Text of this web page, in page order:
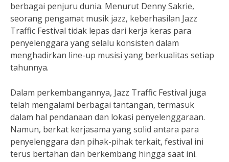
berbagai penjuru dunia. Menurut Denny Sakrie,
seorang pengamat musik jazz, keberhasilan Jazz
Traffic Festival tidak lepas dari kerja keras para
penyelenggara yang selalu konsisten dalam
menghadirkan line-up musisi yang berkualitas setiap
tahunnya.
Dalam perkembangannya, Jazz Traffic Festival juga
telah mengalami berbagai tantangan, termasuk
dalam hal pendanaan dan lokasi penyelenggaraan.
Namun, berkat kerjasama yang solid antara para
penyelenggara dan pihak-pihak terkait, festival ini
terus bertahan dan berkembang hingga saat ini.